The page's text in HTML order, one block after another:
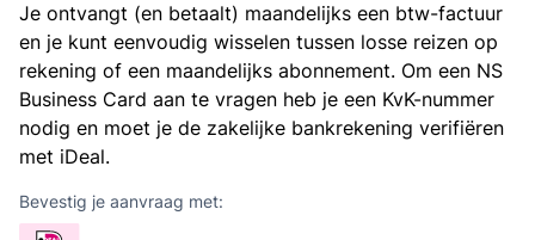
Je ontvangt (en betaalt) maandelijks een btw-factuur
en je kunt eenvoudig wisselen tussen losse reizen op
rekening of een maandelijks abonnement. Om een NS
Business Card aan te vragen heb je een KvK-nummer
nodig en moet je de zakelijke bankrekening verifiëren
met iDeal.
Bevestig je aanvraag met: